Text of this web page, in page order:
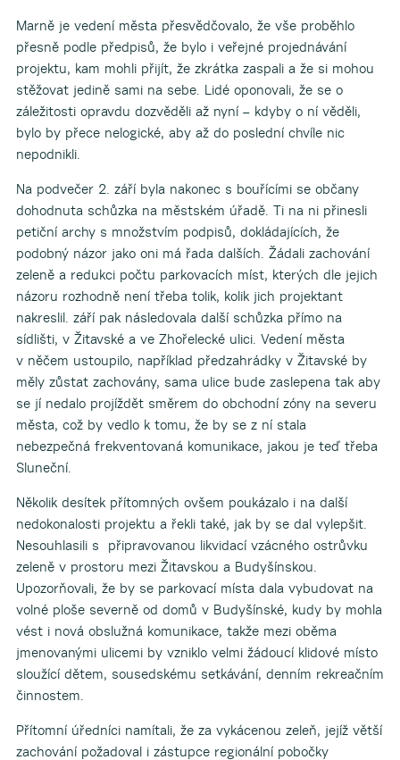
Marně je vedení města přesvědčovalo, že vše proběhlo
přesně podle předpisů, že bylo i veřejné projednávání
projektu, kam mohli přijít, že zkrátka zaspali a že si mohou
stěžovat jedině sami na sebe. Lidé oponovali, že se o
záležitosti opravdu dozvěděli až nyní – kdyby o ní věděli,
bylo by přece nelogické, aby až do poslední chvíle nic
nepodnikli.
Na podvečer 2. září byla nakonec s bouřícími se občany
dohodnuta schůzka na městském úřadě. Ti na ni přinesli
petiční archy s množstvím podpisů, dokládajících, že
podobný názor jako oni má řada dalších. Žádali zachování
zeleně a redukci počtu parkovacích míst, kterých dle jejich
názoru rozhodně není třeba tolik, kolik jich projektant
nakreslil. září pak následovala další schůzka přímo na
sídlišti, v Žitavské a ve Zhořelecké ulici. Vedení města
v něčem ustoupilo, například předzahrádky v Žitavské by
měly zůstat zachovány, sama ulice bude zaslepena tak aby
se jí nedalo projíždět směrem do obchodní zóny na severu
města, což by vedlo k tomu, že by se z ní stala
nebezpečná frekventovaná komunikace, jakou je teď třeba
Sluneční.
Několik desítek přítomných ovšem poukázalo i na další
nedokonalosti projektu a řekli také, jak by se dal vylepšit.
Nesouhlasili s připravovanou likvidací vzácného ostrůvku
zeleně v prostoru mezi Žitavskou a Budyšínskou.
Upozorňovali, že by se parkovací místa dala vybudovat na
volné ploše severně od domů v Budyšínské, kudy by mohla
vést i nová obslužná komunikace, takže mezi oběma
jmenovanými ulicemi by vzniklo velmi žádoucí klidové místo
sloužící dětem, sousedskému setkávání, denním rekreačním
činnostem.
Přítomní úředníci namítali, že za vykácenou zeleň, jejíž větší
zachování požadoval i zástupce regionální pobočky